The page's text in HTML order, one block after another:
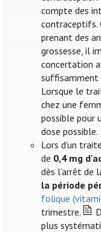
compte des
contraceptifs.
prenant des
grossesse, il
concertation
suffisamment
Lorsque le
chez une
possible pour
dose possible.
Lors d'un
de 0,4 mg
dès l’arrêt de
la période
folique
trimestre.
plus